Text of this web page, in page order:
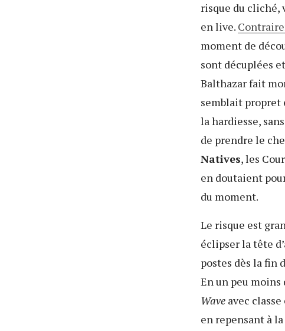
risque du cliché,
en live.
moment de
sont décuplées
Balthazar fait
semblait propret
la hardiesse,
de prendre le
Natives, les
en doutaient
du moment.
Le risque est
éclipser la tête
postes dès la fin
En un peu moins
Wave avec
en repensant à la